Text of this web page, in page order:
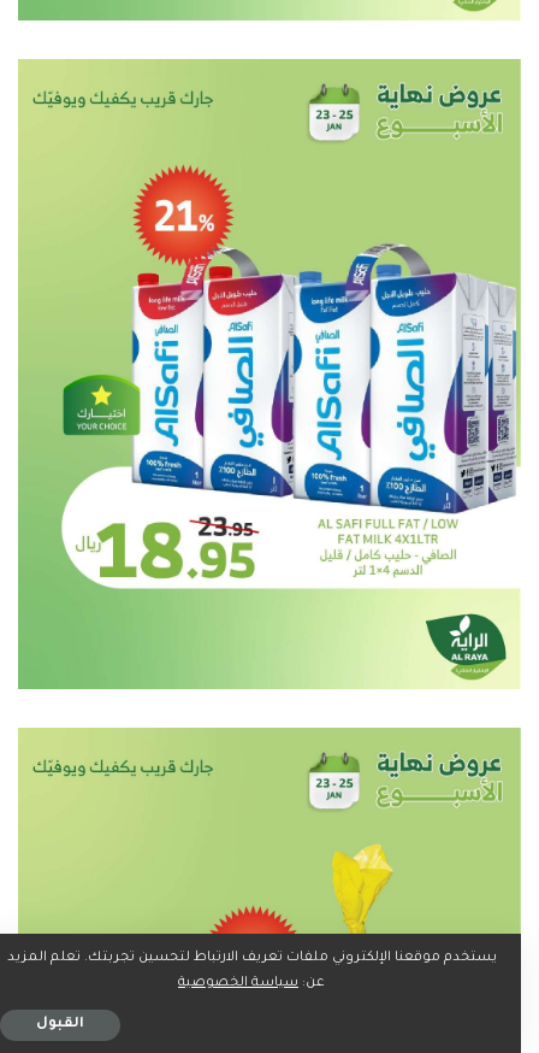
يستخدم موقعنا الإلكتروني ملفات تعريف الارتباط لتحسين تجربتك. تعلم المزيد
عن: سياسة الخصوصية
القبول